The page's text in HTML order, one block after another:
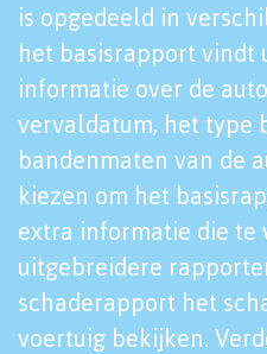
is opgedeeld in
het basisrapport vindt
informatie over de
vervaldatum, het type
bandenmaten van de
kiezen om het
extra informatie die te
uitgebreidere
schaderapport het
voertuig bekijken.